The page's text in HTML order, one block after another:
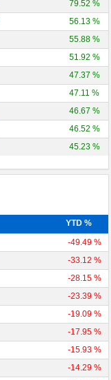
79.52 %
56.13 %
55.88 %
51.92 %
47.37 %
47.11 %
46.67 %
46.52 %
45.23 %
YTD %
-49.49 %
-33.12 %
-28.15 %
-23.39 %
-19.09 %
-17.95 %
-15.93 %
-14.29 %